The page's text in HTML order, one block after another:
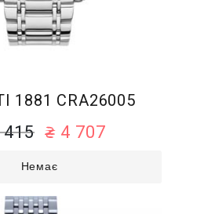
1881 CRA26005
415 4 707
Немає